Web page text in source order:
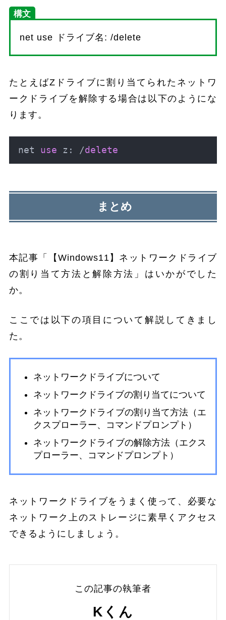
構文
net use ドライブ名: /delete
たとえばZドライブに割り当てられたネットワ
ークドライブを解除する場合は以下のようにな
ります。
net use z: /delete
まとめ
本記事「【Windows11】ネットワークドライブ
の割り当て方法と解除方法」はいかがでした
か。
ここでは以下の項目について解説してきまし
た。
ネットワークドライブについて
ネットワークドライブの割り当てについて
ネットワークドライブの割り当て方法（エ
クスプローラー、コマンドプロンプト）
ネットワークドライブの解除方法（エクス
プローラー、コマンドプロンプト）
ネットワークドライブをうまく使って、必要な
ネットワーク上のストレージに素早くアクセス
できるようにしましょう。
この記事の執筆者
Kくん